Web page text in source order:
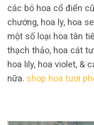
các bó hoa cổ điển
chướng, hoa ly, hoa
một số loại hoa tân
thạch thảo, hoa cát
hoa lily, hoa violet, &
nữa. shop hoa tươi